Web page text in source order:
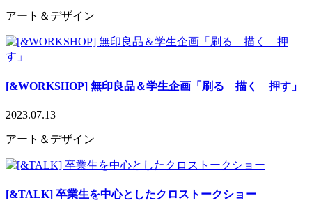
アート＆デザイン
[&WORKSHOP] 無印良品＆学生企画「刷る 描く 押す」
2023.07.13
アート＆デザイン
[&TALK] 卒業生を中心としたクロストークショー